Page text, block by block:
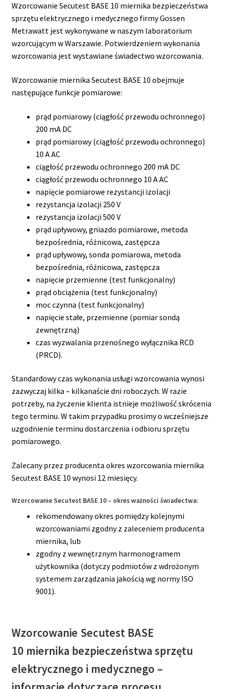
Wzorcowanie Secutest BASE 10 miernika bezpieczeństwa
sprzętu elektrycznego i medycznego firmy Gossen
Metrawatt jest wykonywane w naszym laboratorium
wzorcującym w Warszawie. Potwierdzeniem wykonania
wzorcowania jest wystawiane świadectwo wzorcowania.
Wzorcowanie miernika Secutest BASE 10 obejmuje
następujące funkcje pomiarowe:
prąd pomiarowy (ciągłość przewodu ochronnego)
200 mA DC
prąd pomiarowy (ciągłość przewodu ochronnego)
10 A AC
ciągłość przewodu ochronnego 200 mA DC
ciągłość przewodu ochronnego 10 A AC
napięcie pomiarowe rezystancji izolacji
rezystancja izolacji 250 V
rezystancja izolacji 500 V
prąd upływowy, gniazdo pomiarowe, metoda
bezpośrednia, różnicowa, zastępcza
prąd upływowy, sonda pomiarowa, metoda
bezpośrednia, różnicowa, zastępcza
napięcie przemienne (test funkcjonalny)
prąd obciążenia (test funkcjonalny)
moc czynna (test funkcjonalny)
napięcie stałe, przemienne (pomiar sondą
zewnętrzną)
czas wyzwalania przenośnego wyłącznika RCD
(PRCD).
Standardowy czas wykonania usługi wzorcowania wynosi
zazwyczaj kilka – kilkanaście dni roboczych. W razie
potrzeby, na życzenie klienta istnieje możliwość skrócenia
tego terminu. W takim przypadku prosimy o wcześniejsze
uzgodnienie terminu dostarczenia i odbioru sprzętu
pomiarowego.
Zalecany przez producenta okres wzorcowania miernika
Secutest BASE 10 wynosi 12 miesięcy.
Wzorcowanie Secutest BASE 10 – okres ważności świadectwa:
rekomendowany okres pomiędzy kolejnymi
wzorcowaniami zgodny z zaleceniem producenta
miernika, lub
zgodny z wewnętrznym harmonogramem
użytkownika (dotyczy podmiotów z wdrożonym
systemem zarządzania jakością wg normy ISO
9001).
Wzorcowanie Secutest BASE
10 miernika bezpieczeństwa sprzętu
elektrycznego i medycznego –